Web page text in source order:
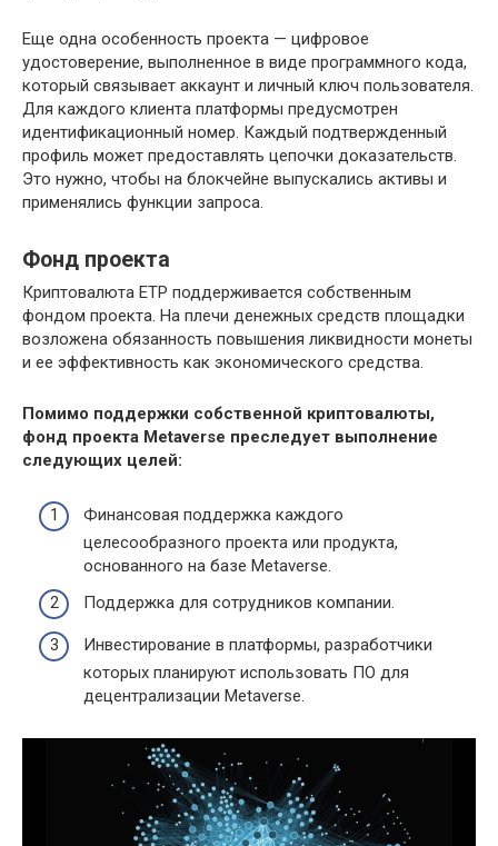
Еще одна особенность проекта — цифровое
удостоверение, выполненное в виде программного кода,
который связывает аккаунт и личный ключ пользователя.
Для каждого клиента платформы предусмотрен
идентификационный номер. Каждый подтвержденный
профиль может предоставлять цепочки доказательств.
Это нужно, чтобы на блокчейне выпускались активы и
применялись функции запроса.
Фонд проекта
Криптовалюта ETP поддерживается собственным
фондом проекта. На плечи денежных средств площадки
возложена обязанность повышения ликвидности монеты
и ее эффективность как экономического средства.
Помимо поддержки собственной криптовалюты,
фонд проекта Metaverse преследует выполнение
следующих целей:
Финансовая поддержка каждого
целесообразного проекта или продукта,
основанного на базе Metaverse.
Поддержка для сотрудников компании.
Инвестирование в платформы, разработчики
которых планируют использовать ПО для
децентрализации Metaverse.